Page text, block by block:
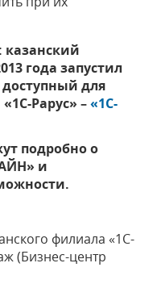
года запустил
для
«1С-Рарус» –«1С-
подробно о
и
филиала «1С-
(Бизнес-центр